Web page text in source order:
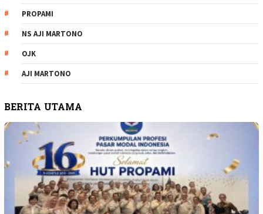
PROPAMI
NS AJI MARTONO
OJK
AJI MARTONO
BERITA UTAMA